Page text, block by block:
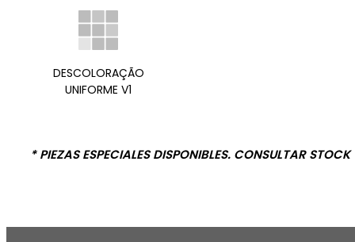
DESCOLORAÇÃO
UNIFORME V1
* PIEZAS ESPECIALES DISPONIBLES. CONSULTAR STOCK